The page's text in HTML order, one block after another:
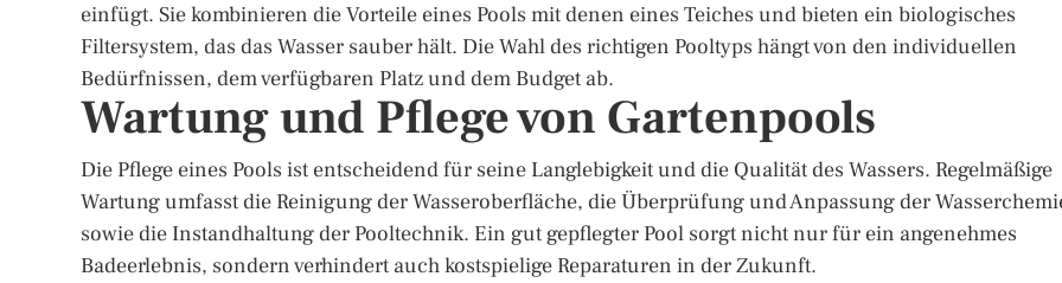
einfügt. Sie kombinieren die Vorteile eines Pools mit denen eines Teiches und bieten ein biologisches
Filtersystem, das das Wasser sauber hält. Die Wahl des richtigen Pooltyps hängt von den individuellen
Bedürfnissen, dem verfügbaren Platz und dem Budget ab.
Wartung und Pflege von Gartenpools
Die Pflege eines Pools ist entscheidend für seine Langlebigkeit und die Qualität des Wassers. Regelmäßige
Wartung umfasst die Reinigung der Wasseroberfläche, die Überprüfung und Anpassung der
sowie die Instandhaltung der Pooltechnik. Ein gut gepflegter Pool sorgt nicht nur für ein angenehmes
Badeerlebnis, sondern verhindert auch kostspielige Reparaturen in der Zukunft.